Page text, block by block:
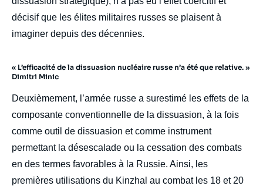
décisif que les élites militaires russes se plaisent à
imaginer depuis des décennies.
« L’efficacité de la dissuasion nucléaire russe n’a été que relative. »
Dimitri Minic
Deuxièmement, l’armée russe a surestimé les effets de la
composante conventionnelle de la dissuasion, à la fois
comme outil de dissuasion et comme instrument
permettant la désescalade ou la cessation des combats
en des termes favorables à la Russie. Ainsi, les
premières utilisations du Kinzhal au combat les 18 et 20